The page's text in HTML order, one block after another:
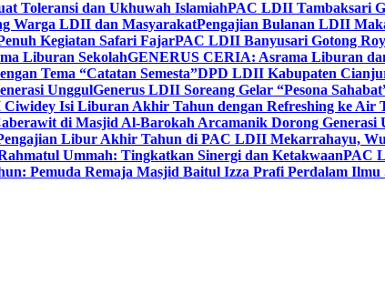
Toleransi dan Ukhuwah IslamiahPAC LDII Tambaksari
Warga LDII dan MasyarakatPengajian Bulanan LDII
Kegiatan Safari FajarPAC LDII Banyusari Gotong
Liburan SekolahGENERUS CERIA: Asrama Liburan
Tema “Catatan Semesta”DPD LDII Kabupaten
UnggulGenerus LDII Soreang Gelar “Pesona
Isi Liburan Akhir Tahun dengan Refreshing ke Air
di Masjid Al-Barokah Arcamanik Dorong
Libur Akhir Tahun di PAC LDII Mekarrahayu,
Ummah: Tingkatkan Sinergi dan KetakwaanPAC
Pemuda Remaja Masjid Baitul Izza Prafi Perdalam Ilmu